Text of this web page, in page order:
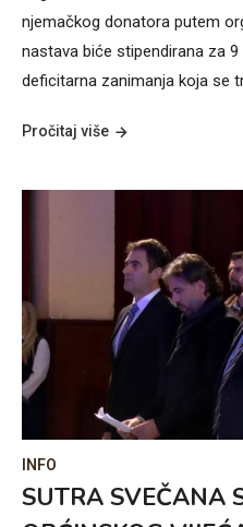
njemačkog donatora putem
nastava biće stipendirana za
deficitarna zanimanja koja se
Pročitaj više
INFO
SUTRA SVEČANA